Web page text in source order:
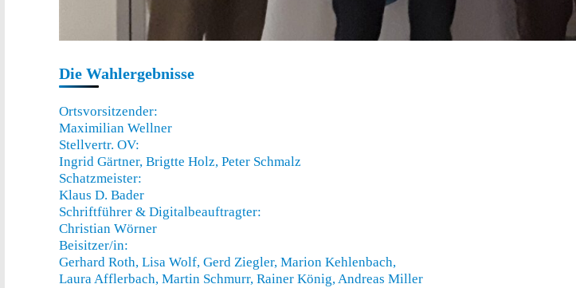
Die Wahlergebnisse
Ortsvorsitzender:
Maximilian Wellner
Stellvertr. OV:
Ingrid Gärtner, Brigtte Holz, Peter Schmalz
Schatzmeister:
Klaus D. Bader
Schriftführer & Digitalbeauftragter:
Christian Wörner
Beisitzer/in:
Gerhard Roth, Lisa Wolf, Gerd Ziegler, Marion Kehlenbach,
Laura Afflerbach, Martin Schmurr, Rainer König, Andreas Miller